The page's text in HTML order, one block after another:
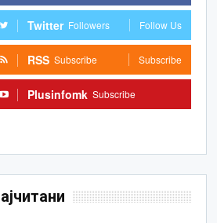
Twitter Followers Follow Us
RSS Subscribe Subscribe
Plusinfomk Subscribe